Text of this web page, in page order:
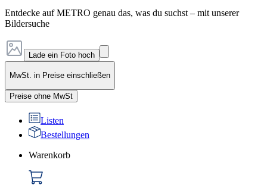
Entdecke auf METRO genau das, was du suchst – mit unserer
Bildersuche
Lade ein Foto hoch
MwSt. in Preise einschließen
Preise ohne MwSt
Listen
Bestellungen
Warenkorb